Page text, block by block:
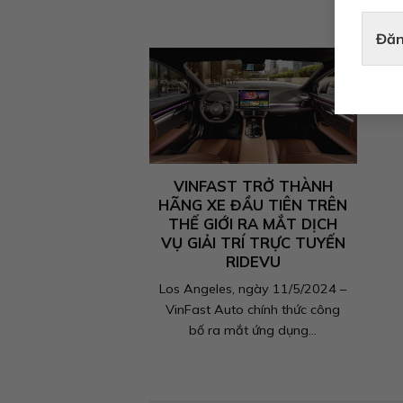
VINFAST TRỞ THÀNH
HÃNG XE ĐẦU TIÊN TRÊN
THẾ GIỚI RA MẮT DỊCH
VỤ GIẢI TRÍ TRỰC TUYẾN
RIDEVU
Los Angeles, ngày 11/5/2024 –
VinFast Auto chính thức công
bố ra mắt ứng dụng...